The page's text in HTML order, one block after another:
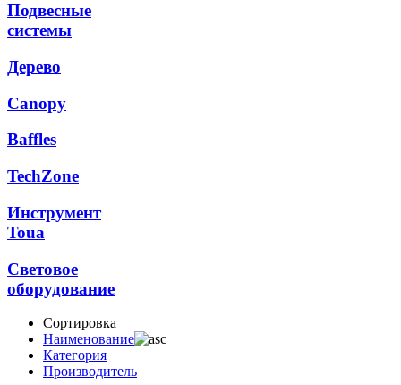
Подвесные
системы
Дерево
Canopy
Baffles
TechZone
Инструмент
Toua
Световое
оборудование
Сортировка
Наименование
Категория
Производитель